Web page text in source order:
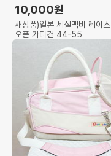
10,000원
새상품)일본 세실맥비 레이
오픈 가디건 44-55